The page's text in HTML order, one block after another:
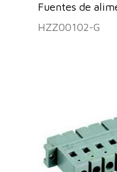
Fuentes de
HZZ00102-G